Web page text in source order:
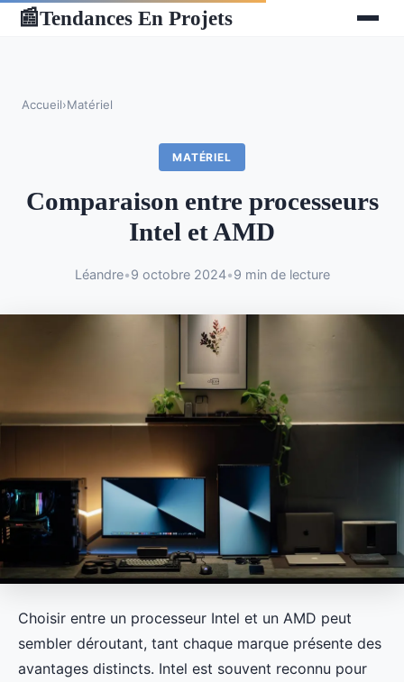
📰Tendances En Projets
Accueil›Matériel
MATÉRIEL
Comparaison entre processeurs
Intel et AMD
Léandre•9 octobre 2024•9 min de lecture
Choisir entre un processeur Intel et un AMD peut
sembler déroutant, tant chaque marque présente des
avantages distincts. Intel est souvent reconnu pour